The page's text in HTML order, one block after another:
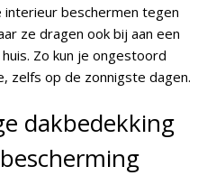
interieur beschermen tegen
ze dragen ook bij aan een
Zo kun je ongestoord
zelfs op de zonnigste dagen.
dakbedekking